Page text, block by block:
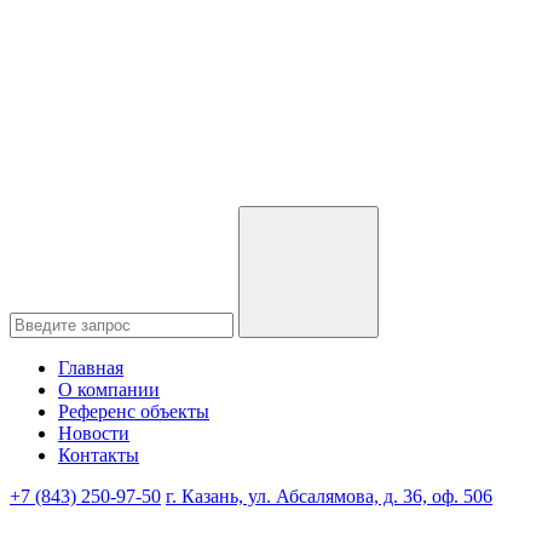
Главная
О компании
Референс объекты
Новости
Контакты
+7 (843) 250-97-50 г. Казань, ул. Абсалямова, д. 36, оф. 506